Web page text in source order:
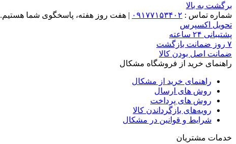
برگشت به بالا
شماره تماس : ۰۹۱۷۷۱۵۳۴۰۲ | هفت روز هفته، پاسخگوی شما هستیم.
تحویل اکسپرس
پشتیبانی ۲۴ ساعته
۷ روز ضمانت بازگشت
ضمانت اصل بودن کالا
راهنمای خرید از فروشگاه مشکال
راهنمای خرید از مشکال
روش های ارسال
روش های پرداخت
رویه‌های بازگرداندن کالا
شرایط و قوانین در مشکال
خدمات مشتریان